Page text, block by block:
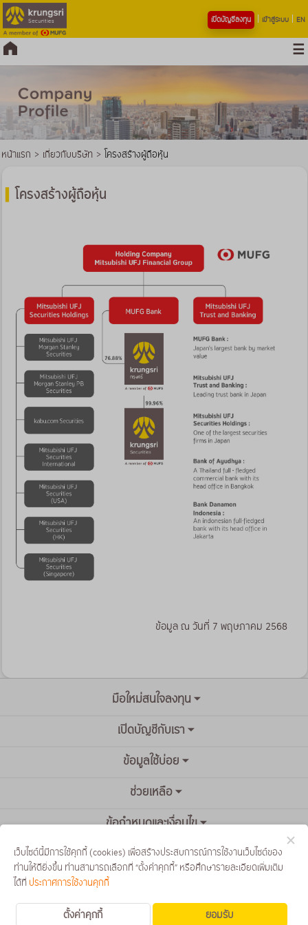
เปิดบัญชีลงทุน เข้าสู่ระบบ EN
หน้าแรก > เกี่ยวกับบริษัท > โครงสร้างผู้ถือหุ้น
โครงสร้างผู้ถือหุ้น
ข้อมูล ณ วันที่ 7 พฤษภาคม 2568
มือใหม่สนใจลงทุน
เปิดบัญชีกับเรา
ข้อมูลใช้บ่อย
ช่วยเหลือ
ข้อกำหนดและเงื่อนไข
เว็บไซต์นี้มีการใช้คุกกี้ (cookies) เพื่อสร้างประสบการณ์การใช้งานเว็บไซต์ของ
ท่านให้ดียิ่งขึ้น ท่านสามารถเลือกที่ “ตั้งค่าคุกกี้” หรือศึกษารายละเอียดเพิ่มเติม
ได้ที่ ประกาศการใช้งานคุกกี้
ตั้งค่าคุกกี้ ยอมรับ